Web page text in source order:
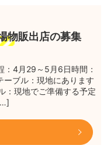
物販出店の募集
：4月29～5月6日時間：
ーブル：現地にあります
：現地でご準備する予定